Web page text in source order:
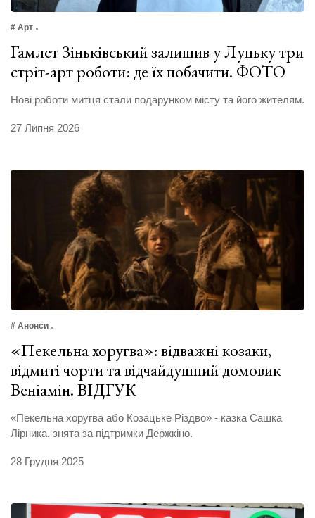
# Арт
Гамлет Зіньківський залишив у Луцьку три
стріт-арт роботи: де їх побачити. ФОТО
Нові роботи митця стали подарунком місту та його жителям.
27 Липня 2026
# Анонси
«Пекельна хоругва»: відважні козаки,
відмиті чорти та відчайдушний домовик
Веніамін. ВІДГУК
«Пекельна хоругва або Козацьке Різдво» - казка Сашка
Лірника, знята за підтримки Держкіно.
28 Грудня 2025